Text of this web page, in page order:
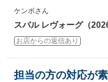
ケンボさん
スバル レヴォーグ（
お店からの返信あり
担当の方の対応が